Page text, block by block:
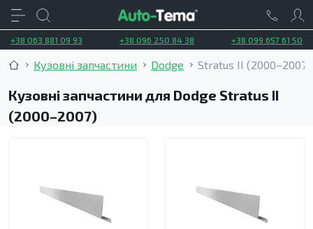
+38 063 881 09 93 +38 096 250 84 38 +38 099 657 61 50
Кузовні запчастини Dodge Stratus II (2000–2007)
Кузовні запчастини для Dodge Stratus II
(2000–2007)